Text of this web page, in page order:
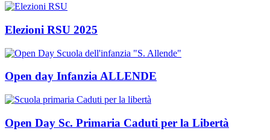
Elezioni RSU 2025
Open day Infanzia ALLENDE
Open Day Sc. Primaria Caduti per la Libertà